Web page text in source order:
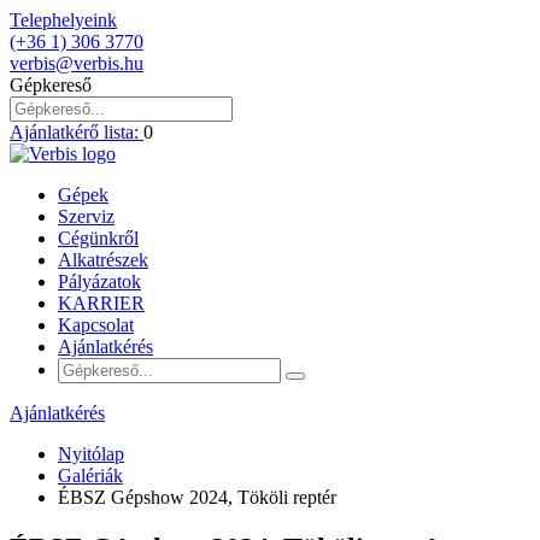
Telephelyeink
(+36 1) 306 3770
verbis@verbis.hu
Gépkereső
Ajánlatkérő lista: 0
Gépek
Szerviz
Cégünkről
Alkatrészek
Pályázatok
KARRIER
Kapcsolat
Ajánlatkérés
Ajánlatkérés
Nyitólap
Galériák
ÉBSZ Gépshow 2024, Tököli reptér